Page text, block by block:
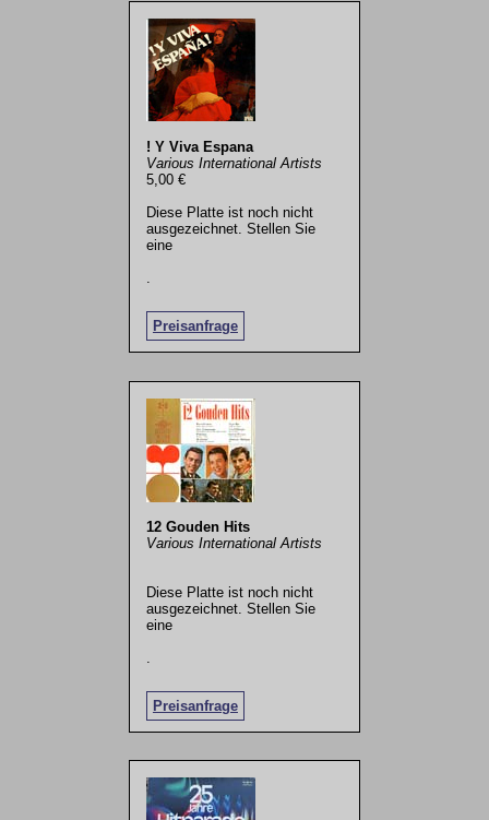
! Y Viva Espana
Various International Artists
5,00 €
Diese Platte ist noch nicht
ausgezeichnet. Stellen Sie
eine
Preisanfrage
12 Gouden Hits
Various International Artists
Diese Platte ist noch nicht
ausgezeichnet. Stellen Sie
eine
Preisanfrage
.